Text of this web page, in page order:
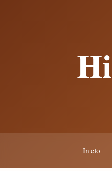
Inicio